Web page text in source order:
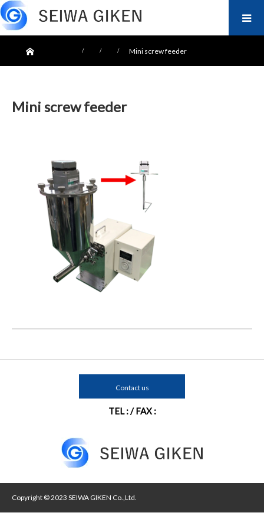
ホーム Mini screw feeder
Mini screw feeder
Contact us
TEL : / FAX :
Copyright © 2023 SEIWA GIKEN Co.,Ltd.